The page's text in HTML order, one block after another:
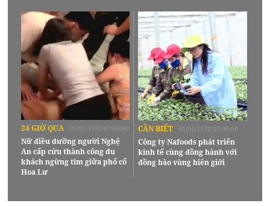
24 GIỜ QUA 01/01/1970 07:00:00
Nữ điều dưỡng người Nghệ
An cấp cứu thành công du
khách ngừng tim giữa phố cổ
Hoa Lư
CẦN BIẾT 01/01/1970 07:00:00
Công ty Nafoods phát triển
kinh tế cùng đồng hành với
đồng bào vùng biên giới